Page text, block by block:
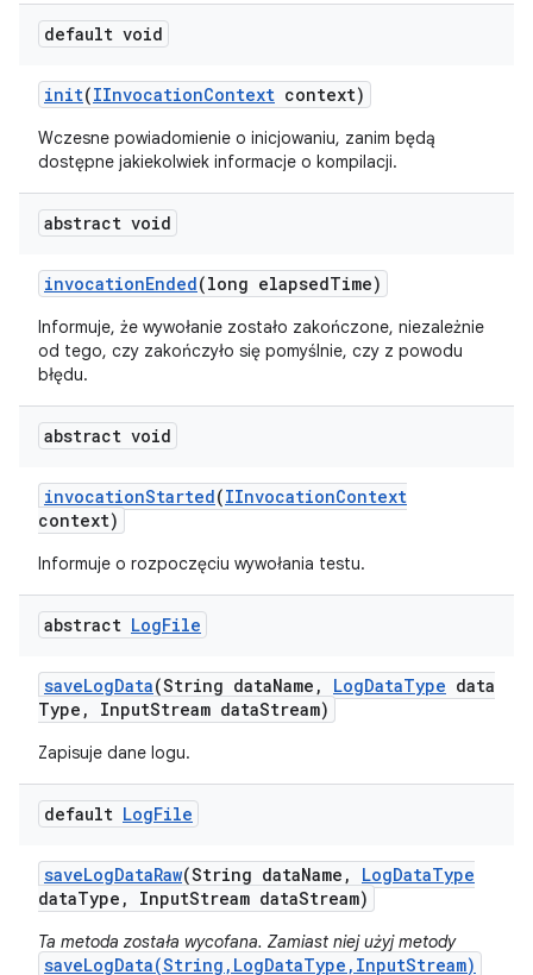
default void
init(IInvocationContext context)
Wczesne powiadomienie o inicjowaniu, zanim będą
dostępne jakiekolwiek informacje o kompilacji.
abstract void
invocationEnded(long elapsedTime)
Informuje, że wywołanie zostało zakończone, niezależnie
od tego, czy zakończyło się pomyślnie, czy z powodu
błędu.
abstract void
invocationStarted(IInvocationContext
context)
Informuje o rozpoczęciu wywołania testu.
abstract LogFile
saveLogData(String dataName , LogDataType data
Type , InputStream dataStream)
Zapisuje dane logu.
default LogFile
saveLogDataRaw(String dataName , LogDataType
dataType , InputStream dataStream)
Ta metoda została wycofana. Zamiast niej użyj metody
saveLogData(String,LogDataType,InputStream)